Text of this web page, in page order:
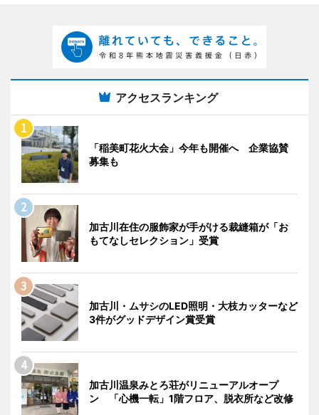
アクセスランキング
「稲美町花火大会」今年も開催へ 企業協賛
募集も
加古川在住の服飾家が手がける裁縫箱が「お
もてなしセレクション」受賞
加古川・ムサシのLED照明・大枝カッターなど
3件がグッドデザイン賞受賞
加古川温泉みとろ荘がリニューアルオープ
ン 「心機一転」1階フロア、脱衣所など改修